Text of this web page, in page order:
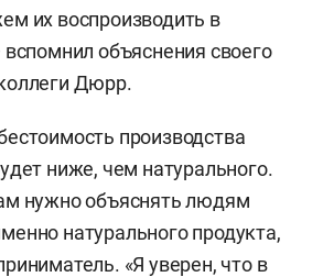
их воспроизводить в
объяснения своего
Дюрр.
производства
ниже, чем натурального.
нужно объяснять людям
натурального продукта,
«Я уверен, что в